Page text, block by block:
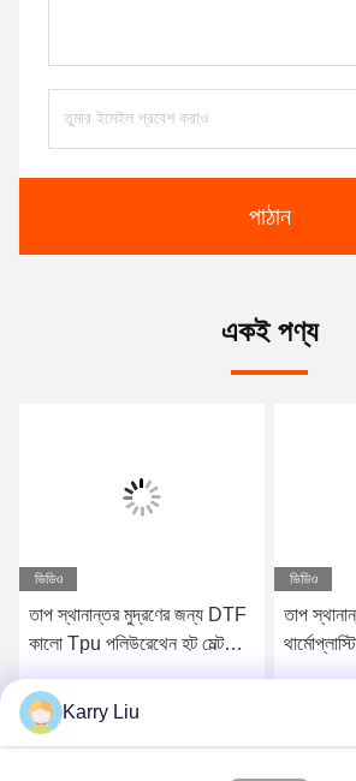
পাঠান
একই পণ্য
ভিডিও
তাপ স্থানান্তর মুদ্রণের জন্য DTF
কালো Tpu পলিউরেথেন হট মেল্ট
ভিডিও
তাপ
Karry Liu